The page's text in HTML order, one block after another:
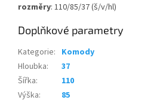
rozměry: 110/85/37 (š/v/hl)
Doplňkové parametry
Kategorie: Komody
Hloubka:
37
Šířka:
110
Výška: 85